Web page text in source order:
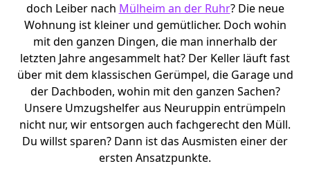
doch Leiber nach Mülheim an der Ruhr? Die neue
Wohnung ist kleiner und gemütlicher. Doch wohin
mit den ganzen Dingen, die man innerhalb der
letzten Jahre angesammelt hat? Der Keller läuft fast
über mit dem klassischen Gerümpel, die Garage und
der Dachboden, wohin mit den ganzen Sachen?
Unsere Umzugshelfer aus Neuruppin entrümpeln
nicht nur, wir entsorgen auch fachgerecht den Müll.
Du willst sparen? Dann ist das Ausmisten einer der
ersten Ansatzpunkte.